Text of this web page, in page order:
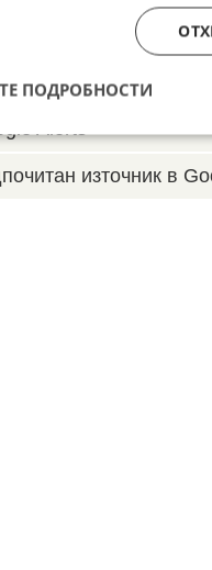
YouTube
Alerts
източник в
ПОДРОБНОСТИ